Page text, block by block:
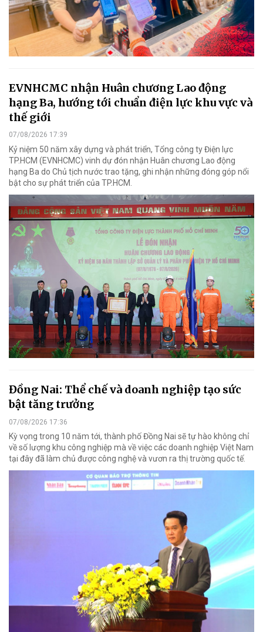
EVNHCMC nhận Huân chương Lao động
hạng Ba, hướng tới chuẩn điện lực khu vực và
thế giới
07/08/2026 17:39
Kỷ niệm 50 năm xây dựng và phát triển, Tổng công ty Điện lực
TP.HCM (EVNHCMC) vinh dự đón nhận Huân chương Lao động
hạng Ba do Chủ tịch nước trao tặng, ghi nhận những đóng góp nổi
bật cho sự phát triển của TP.HCM.
Đồng Nai: Thể chế và doanh nghiệp tạo sức
bật tăng trưởng
07/08/2026 17:36
Kỳ vọng trong 10 năm tới, thành phố Đồng Nai sẽ tự hào không chỉ
về số lượng khu công nghiệp mà về việc các doanh nghiệp Việt Nam
tại đây đã làm chủ được công nghệ và vươn ra thị trường quốc tế.